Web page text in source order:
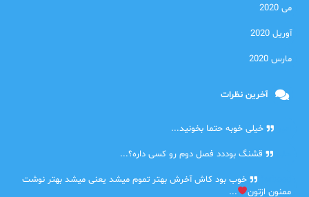
می 2020
آوریل 2020
مارس 2020
آخرین نظرات
خیلی خوبه حتما بخونید...
قشنگ بوددد فصل دوم رو کسی داره؟...
خوب بود کاش آخرش بهتر تموم میشد یعنی میشد بهتر نوشت
ممنون ازتون
...